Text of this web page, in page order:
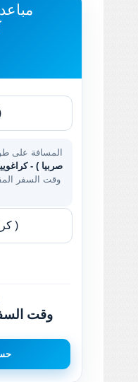
المسافة على
صربيا ) -